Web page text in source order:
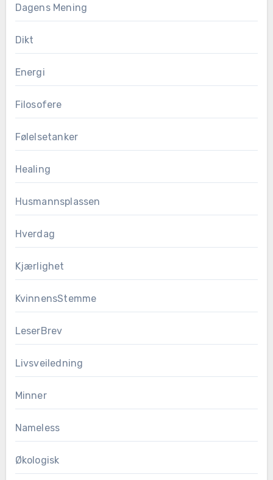
Dagens Mening
Dikt
Energi
Filosofere
Følelsetanker
Healing
Husmannsplassen
Hverdag
Kjærlighet
KvinnensStemme
LeserBrev
Livsveiledning
Minner
Nameless
Økologisk